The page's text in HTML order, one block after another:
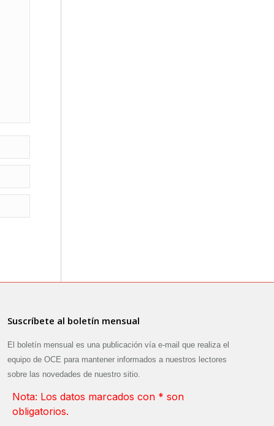
Suscríbete al boletín mensual
El boletín mensual es una publicación vía e-mail que realiza el
equipo de OCE para mantener informados a nuestros lectores
sobre las novedades de nuestro sitio.